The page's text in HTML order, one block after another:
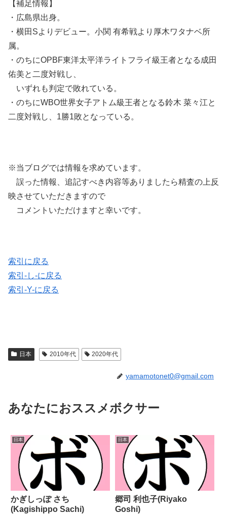
【補足情報】
・広島県出身。
・横田Sよりデビュー。小関 有希戦より厚木ワタナベ所
属。
・のちにOPBF東洋太平洋ライトフライ級王者となる成田
佑美と二度対戦し、
いずれも判定で敗れている。
・のちにWBO世界女子アトム級王者となる鈴木 菜々江と
二度対戦し、1勝1敗となっている。
※当ブログでは情報を求めています。
誤った情報、追記すべき内容等ありましたら精査の上反
映させていただきますので
コメントいただけますと幸いです。
索引に戻る
索引-し-に戻る
索引-Y-に戻る
日本 2010年代 2020年代
yamamotonet0@gmail.com
あなたにおススメボクサー
日本
かぎしっぽ さち
(Kagishippo Sachi)
日本
郷司 利也子(Riyako
Goshi)